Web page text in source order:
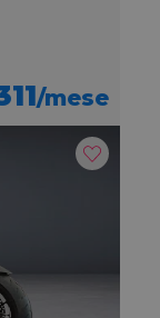
/mese